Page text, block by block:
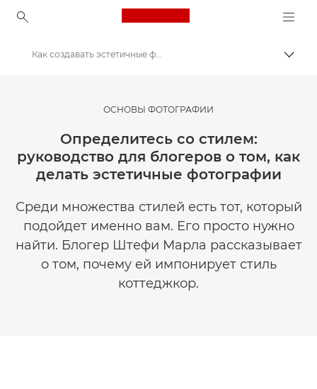
Canon Logo, back to
Мастерская творчества | Советы по фотографии и печати и руководства для покупателей
Советы и технические приемы по фотографии и печати
Как создавать эстетичные фотографии для социальных сетей
ОСНОВЫ ФОТОГРАФИИ
Определитесь со стилем:
руководство для блогеров о том, как
делать эстетичные фотографии
Среди множества стилей есть тот, который
подойдет именно вам. Его просто нужно
найти. Блогер Штефи Марла рассказывает
о том, почему ей импонирует стиль
коттеджкор.